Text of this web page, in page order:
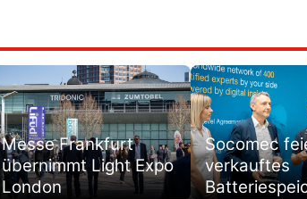
Messe Frankfurt
übernimmt Light Expo
London
Socomec
verkauftes